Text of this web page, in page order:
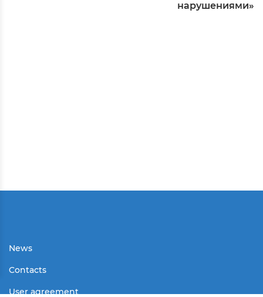
нарушениями»
News
Contacts
User agreement